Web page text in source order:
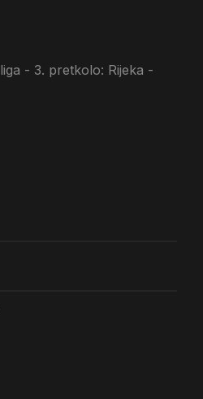
- 3. pretkolo: Rijeka -